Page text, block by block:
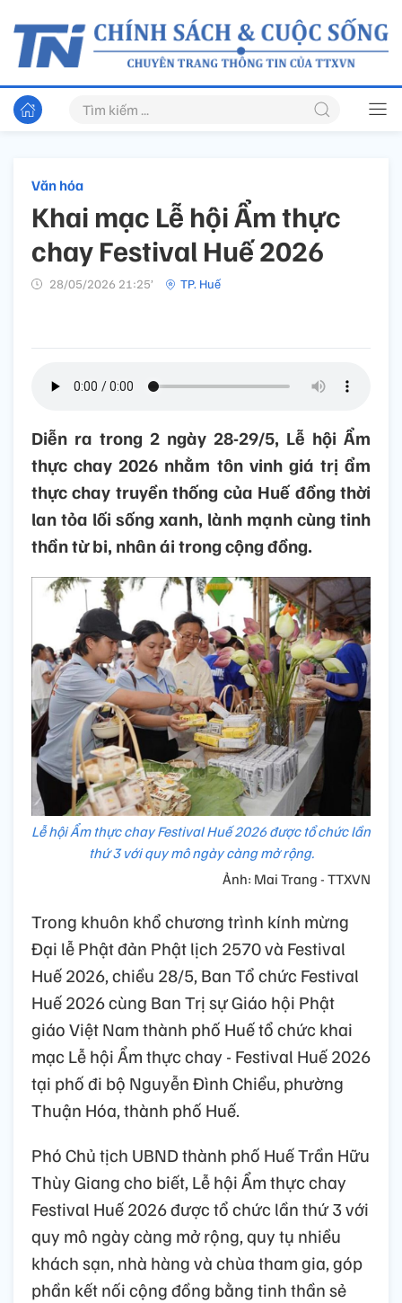
Văn hóa
Khai mạc Lễ hội Ẩm thực
chay Festival Huế 2026
28/05/2026 21:25’ TP. Huế
Diễn ra trong 2 ngày 28-29/5, Lễ hội Ẩm
thực chay 2026 nhằm tôn vinh giá trị ẩm
thực chay truyền thống của Huế đồng thời
lan tỏa lối sống xanh, lành mạnh cùng tinh
thần từ bi, nhân ái trong cộng đồng.
Lễ hội Ẩm thực chay Festival Huế 2026 được tổ chức lần
thứ 3 với quy mô ngày càng mở rộng.
Ảnh: Mai Trang - TTXVN
Trong khuôn khổ chương trình kính mừng
Đại lễ Phật đản Phật lịch 2570 và Festival
Huế 2026, chiều 28/5, Ban Tổ chức Festival
Huế 2026 cùng Ban Trị sự Giáo hội Phật
giáo Việt Nam thành phố Huế tổ chức khai
mạc Lễ hội Ẩm thực chay - Festival Huế 2026
tại phố đi bộ Nguyễn Đình Chiểu, phường
Thuận Hóa, thành phố Huế.
Phó Chủ tịch UBND thành phố Huế Trần Hữu
Thùy Giang cho biết, Lễ hội Ẩm thực chay
Festival Huế 2026 được tổ chức lần thứ 3 với
quy mô ngày càng mở rộng, quy tụ nhiều
khách sạn, nhà hàng và chùa tham gia, góp
phần kết nối cộng đồng bằng tinh thần sẻ